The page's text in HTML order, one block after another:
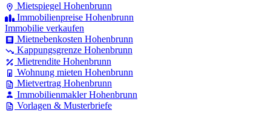
Mietspiegel Hohenbrunn
Immobilienpreise Hohenbrunn
Immobilie verkaufen
Mietnebenkosten Hohenbrunn
Kappungsgrenze Hohenbrunn
Mietrendite Hohenbrunn
Wohnung mieten Hohenbrunn
Mietvertrag Hohenbrunn
Immobilienmakler Hohenbrunn
Vorlagen & Musterbriefe